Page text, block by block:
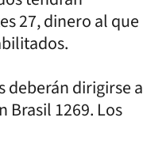
27, dinero al que
deberán dirigirse a
Brasil 1269. Los